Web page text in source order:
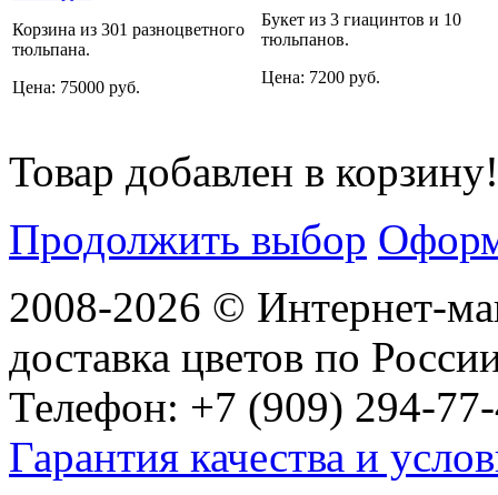
Корзина из 301 разноцветного
тюльпана.
Цена: 75000 руб.
Букет из 3 гиацинтов и 10
тюльпанов.
Цена: 7200 руб.
Товар добавлен в корзину!
Продолжить выбор
2008-2026 © Интернет-
доставка цветов по
Телефон: +7 (909) 294-
Гарантия качества и